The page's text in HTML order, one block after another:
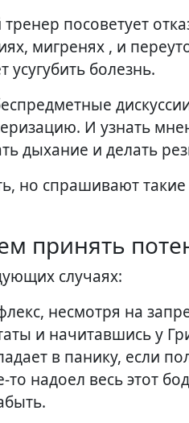
посоветует
мигренях , и
болезнь.
И узнать
дыхание и делать
но спрашивают
принять
случаях:
несмотря на
и начитавшись у
в панику, если
надоел весь этот